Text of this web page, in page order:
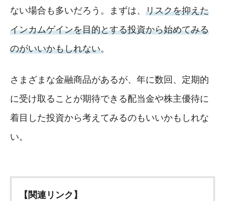
ない場合も多いだろう。まずは、 リスクを抑えた
インカムゲインを目的とする投資から始めてみる
のがいいかもしれない。
さまざまな金融商品があるが、年に数回、定期的
に受け取ることが期待できる配当金や株主優待に
着目した投資から考えてみるのもいいかもしれな
い。
【関連リンク】